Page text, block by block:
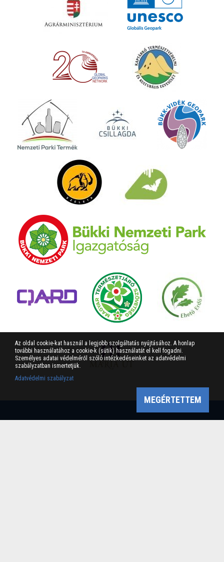
Az oldal cookie-kat használ a legjobb szolgáltatás nyújtásához. A honlap
további használatához a cookie-k (sütik) használatát el kell fogadni.
Személyes adatai védelméről szóló intézkedéseinket az adatvédelmi
szabályzatban ismertetjük.
Adatvédelmi szabályzat
MEGÉRTETTEM